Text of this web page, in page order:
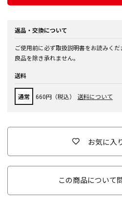
返品・交換について
ご使用前に必ず取扱説明書をお読みく
良品を除き承れません。
送料
通常 660円（税込） 送料について
お気に入
この商品について